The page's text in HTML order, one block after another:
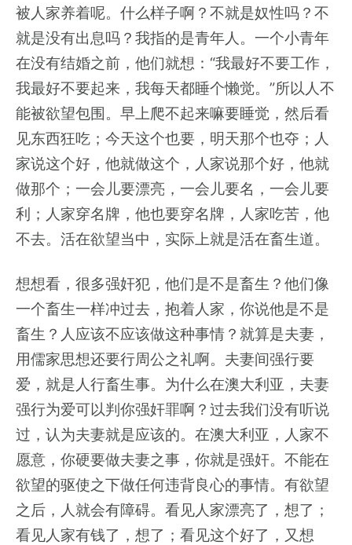
被人家养着呢。什么样子啊？不就是奴性吗？不
就是没有出息吗？我指的是青年人。一个小青年
在没有结婚之前，他们就想：“我最好不要工作，
我最好不要起来，我每天都睡个懒觉。”所以人不
能被欲望包围。早上爬不起来嘛要睡觉，然后看
见东西狂吃；今天这个也要，明天那个也夺；人
家说这个好，他就做这个，人家说那个好，他就
做那个；一会儿要漂亮，一会儿要名，一会儿要
利；人家穿名牌，他也要穿名牌，人家吃苦，他
不去。活在欲望当中，实际上就是活在畜生道。
想想看，很多强奸犯，他们是不是畜生？他们像
一个畜生一样冲过去，抱着人家，你说他是不是
畜生？人应该不应该做这种事情？就算是夫妻，
用儒家思想还要行周公之礼啊。夫妻间强行要
爱，就是人行畜生事。为什么在澳大利亚，夫妻
强行为爱可以判你强奸罪啊？过去我们没有听说
过，认为夫妻就是应该的。在澳大利亚，人家不
愿意，你硬要做夫妻之事，你就是强奸。不能在
欲望的驱使之下做任何违背良心的事情。有欲望
之后，人就会有障碍。看见人家漂亮了，想了；
看见人家有钱了，想了；看见这个好了，又想